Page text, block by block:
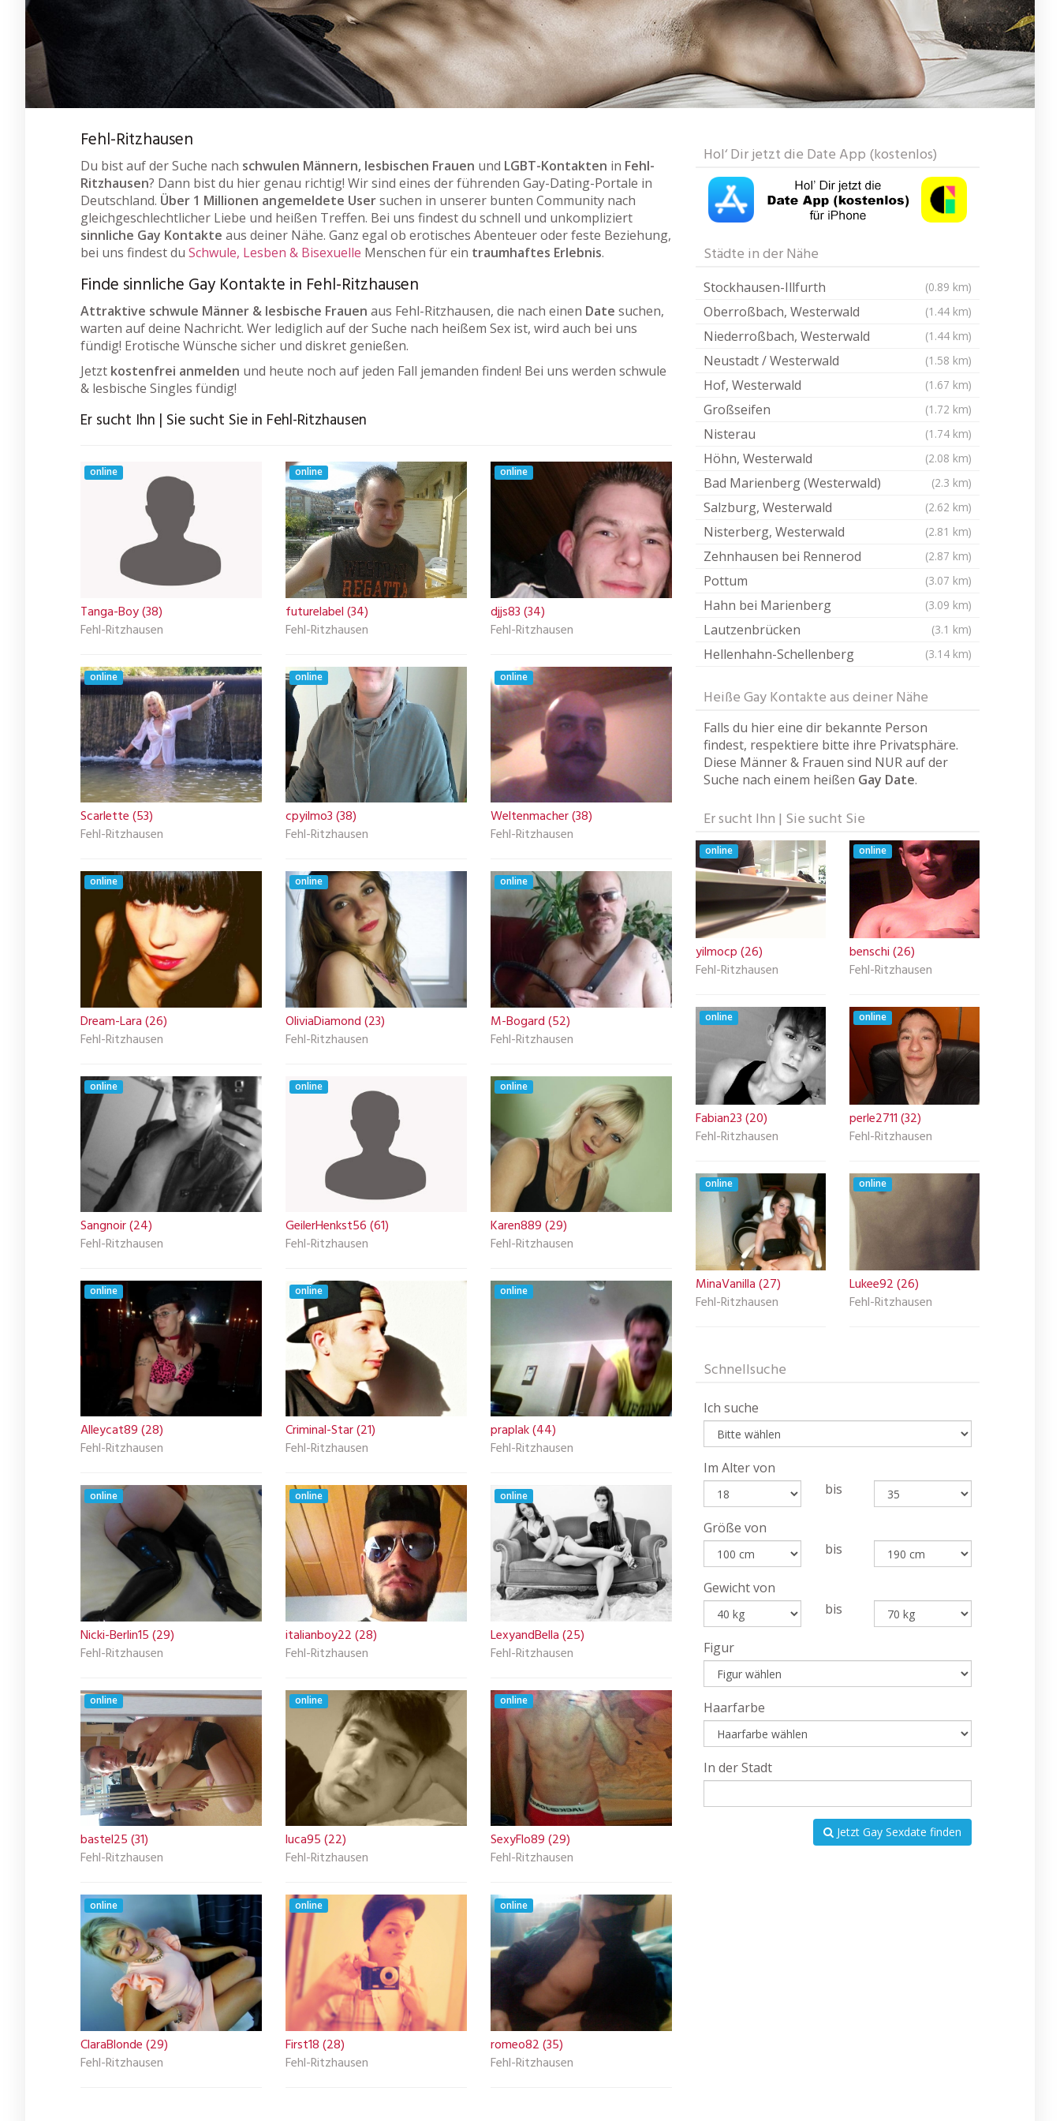
Fehl-Ritzhausen
Du bist auf der Suche nach schwulen Männern, lesbischen Frauen und LGBT-Kontakten in Fehl-
Ritzhausen? Dann bist du hier genau richtig! Wir sind eines der führenden Gay-Dating-Portale in
Deutschland. Über 1 Millionen angemeldete Usersuchen in unserer bunten Community nach
gleichgeschlechtlicher Liebe und heißen Treffen. Bei uns findest du schnell und unkompliziert
sinnliche Gay Kontakte aus deiner Nähe. Ganz egal ob erotisches Abenteuer oder feste Beziehung,
bei uns findest du Schwule, Lesben & Bisexuelle Menschen für ein traumhaftes Erlebnis.
Finde sinnliche Gay Kontakte in Fehl-Ritzhausen
Attraktive schwule Männer & lesbische Frauen aus Fehl-Ritzhausen, die nach einen Date suchen,
warten auf deine Nachricht. Wer lediglich auf der Suche nach heißem Sex ist, wird auch bei uns
fündig! Erotische Wünsche sicher und diskret genießen.
Jetzt kostenfrei anmelden und heute noch auf jeden Fall jemanden finden! Bei uns werden schwule
& lesbische Singles fündig!
Er sucht Ihn | Sie sucht Sie in Fehl-Ritzhausen
online
Tanga-Boy (38)
Fehl-Ritzhausen
online
futurelabel (34)
Fehl-Ritzhausen
online
djjs83 (34)
Fehl-Ritzhausen
online
Scarlette (53)
Fehl-Ritzhausen
online
cpyilmo3 (38)
Fehl-Ritzhausen
online
Weltenmacher (38)
Fehl-Ritzhausen
online
Dream-Lara (26)
Fehl-Ritzhausen
online
OliviaDiamond (23)
Fehl-Ritzhausen
online
M-Bogard (52)
Fehl-Ritzhausen
online
Sangnoir (24)
Fehl-Ritzhausen
online
GeilerHenkst56 (61)
Fehl-Ritzhausen
online
Karen889 (29)
Fehl-Ritzhausen
online
Alleycat89 (28)
Fehl-Ritzhausen
online
Criminal-Star (21)
Fehl-Ritzhausen
online
praplak (44)
Fehl-Ritzhausen
online
Nicki-Berlin15 (29)
Fehl-Ritzhausen
online
italianboy22 (28)
Fehl-Ritzhausen
online
LexyandBella (25)
Fehl-Ritzhausen
online
bastel25 (31)
Fehl-Ritzhausen
online
luca95 (22)
Fehl-Ritzhausen
online
SexyFlo89 (29)
Fehl-Ritzhausen
online
ClaraBlonde (29)
Fehl-Ritzhausen
online
First18 (28)
Fehl-Ritzhausen
online
romeo82 (35)
Fehl-Ritzhausen
Hol‘ Dir jetzt die Date App (kostenlos)
Städte in der Nähe
Stockhausen-Illfurth (0.89 km)
Oberroßbach, Westerwald (1.44 km)
Niederroßbach, Westerwald (1.44 km)
Neustadt / Westerwald (1.58 km)
Hof, Westerwald (1.67 km)
Großseifen (1.72 km)
Nisterau (1.74 km)
Höhn, Westerwald (2.08 km)
Bad Marienberg (Westerwald) (2.3 km)
Salzburg, Westerwald (2.62 km)
Nisterberg, Westerwald (2.81 km)
Zehnhausen bei Rennerod (2.87 km)
Pottum (3.07 km)
Hahn bei Marienberg (3.09 km)
Lautzenbrücken (3.1 km)
Hellenhahn-Schellenberg (3.14 km)
Heiße Gay Kontakte aus deiner Nähe
Falls du hier eine dir bekannte Person
findest, respektiere bitte ihre Privatsphäre.
Diese Männer & Frauen sind NUR auf der
Suche nach einem heißen Gay Date.
Er sucht Ihn | Sie sucht Sie
online
yilmocp (26)
Fehl-Ritzhausen
online
benschi (26)
Fehl-Ritzhausen
online
Fabian23 (20)
Fehl-Ritzhausen
online
perle2711 (32)
Fehl-Ritzhausen
online
MinaVanilla (27)
Fehl-Ritzhausen
online
Lukee92 (26)
Fehl-Ritzhausen
Schnellsuche
Ich suche
Im Alter von
bis
Größe von
bis
Gewicht von
bis
Figur
Haarfarbe
In der Stadt
Jetzt Gay Sexdate finden